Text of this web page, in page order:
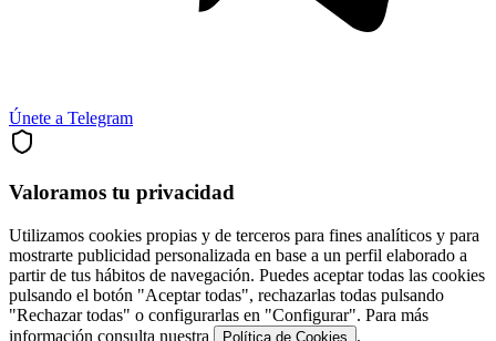
Únete a Telegram
Valoramos tu privacidad
Utilizamos cookies propias y de terceros para fines analíticos y para
mostrarte publicidad personalizada en base a un perfil elaborado a
partir de tus hábitos de navegación. Puedes aceptar todas las cookies
pulsando el botón "Aceptar todas", rechazarlas todas pulsando
"Rechazar todas" o configurarlas en "Configurar". Para más
información consulta nuestra
Política de Cookies .